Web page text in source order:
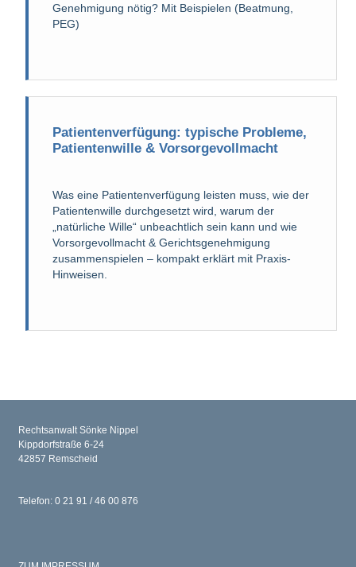
Genehmigung nötig? Mit Beispielen (Beatmung,
PEG)
Patientenverfügung: typische Probleme,
Patientenwille & Vorsorgevollmacht
Was eine Patientenverfügung leisten muss, wie der
Patientenwille durchgesetzt wird, warum der
„natürliche Wille“ unbeachtlich sein kann und wie
Vorsorgevollmacht & Gerichtsgenehmigung
zusammenspielen – kompakt erklärt mit Praxis-
Hinweisen.
Rechtsanwalt Sönke Nippel
Kippdorfstraße 6-24
42857 Remscheid
Telefon: 0 21 91 / 46 00 876